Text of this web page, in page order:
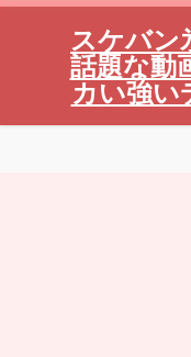
スケバン
話題な動
カい強い